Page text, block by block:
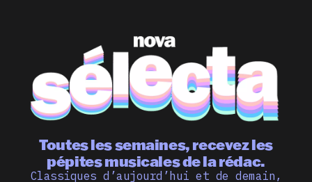
Toutes les semaines, recevez les
pépites musicales de la rédac.
Classiques d’aujourd’hui et de demain,